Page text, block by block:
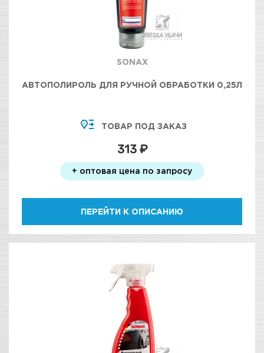
SONAX
АВТОПОЛИРОЛЬ ДЛЯ РУЧНОЙ ОБРАБОТКИ 0,25Л
ТОВАР ПОД ЗАКАЗ
313 ₽
+ оптовая цена по запросу
ПЕРЕЙТИ К ОПИСАНИЮ